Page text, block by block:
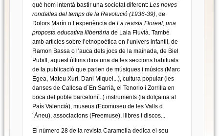
què hom intentà bastir una societat diferent: Les noves
rondalles del temps de la Revolució (1936-39), de
Dolors Marín o l’experiència de La revista Floreal, una
proposta educativa llibertàriade Laia Fluvià. També
amb articles sobre l’etnopoètica en l’univers infantil, de
Ramon Bassa o l’auca dels jocs de la mainada, de Biel
Pubill, aquest últims dins una de les seccions habituals
de la publicació que parlen de músiques i músics (Marc
Egea, Mateu Xurí, Dani Miquel...), cultura popular (les
danses de Callosa d´En Sarrià, el Tenorio i Zorrilla en
boca del poble barceloní...) instruments (la dolçaina al
País Valencià), museus (Ecomuseu de les Valls d
´Àneu), associacions (Freemuse), llibres i discos...
El número 28 de la revista Caramella dedica el seu